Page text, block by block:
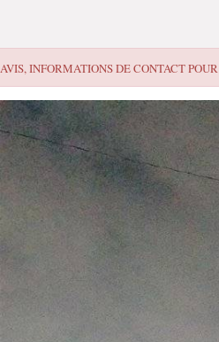
AVIS, INFORMATIONS DE CONTACT POUR